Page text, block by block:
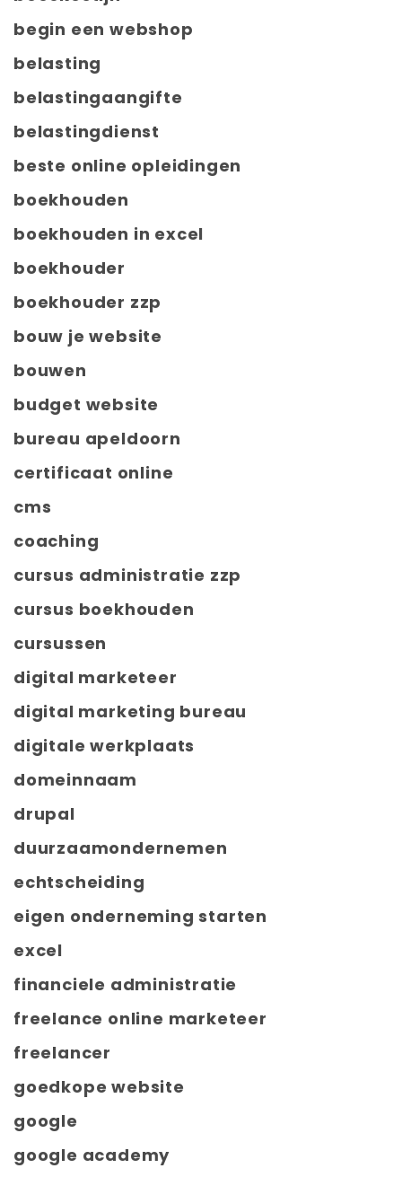
begin een webshop
belasting
belastingaangifte
belastingdienst
beste online opleidingen
boekhouden
boekhouden in excel
boekhouder
boekhouder zzp
bouw je website
bouwen
budget website
bureau apeldoorn
certificaat online
cms
coaching
cursus administratie zzp
cursus boekhouden
cursussen
digital marketeer
digital marketing bureau
digitale werkplaats
domeinnaam
drupal
duurzaamondernemen
echtscheiding
eigen onderneming starten
excel
financiele administratie
freelance online marketeer
freelancer
goedkope website
google
google academy